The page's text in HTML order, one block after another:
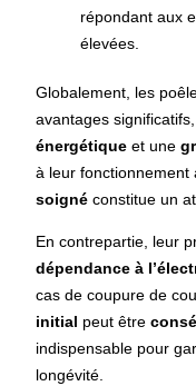
répondant aux
élevées.
Globalement, les
avantages
énergétique et une
à leur
soigné constitue un
En contrepartie, leur
dépendance à
cas de coupure de
initial peut être
indispensable pour
longévité.